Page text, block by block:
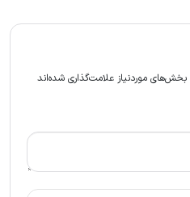
بخش‌های موردنیاز علامت‌گذاری شده‌اند